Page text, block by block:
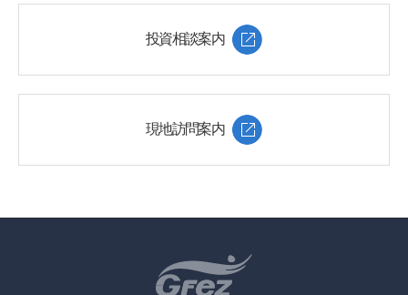
投資相談案内
現地訪問案内